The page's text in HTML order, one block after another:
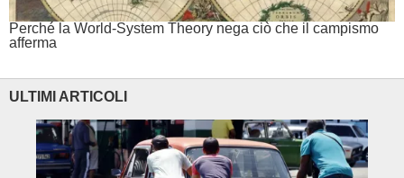
Perché la World-System Theory nega ciò che il campismo
afferma
ULTIMI ARTICOLI